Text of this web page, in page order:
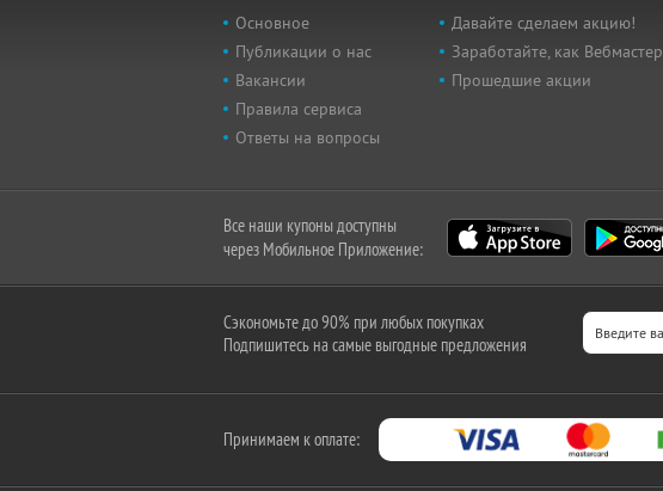
Основное
Публикации о нас
Вакансии
Правила сервиса
Ответы на вопросы
Давайте сделаем акцию!
Заработайте, как Вебмастер
Прошедшие акции
Все наши купоны доступны
через Мобильное Приложение:
Сэкономьте до 90% при любых покупках
Подпишитесь на самые выгодные предложения
Принимаем к оплате: